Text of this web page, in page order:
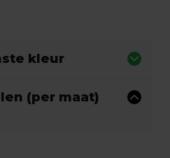
kleur
(per maat)